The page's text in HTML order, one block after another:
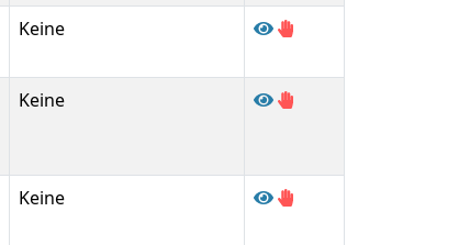
Keine
Keine
Keine